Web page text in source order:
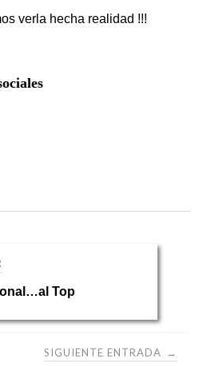
verla hecha realidad !!!
Top
SIGUIENTE ENTRADA →